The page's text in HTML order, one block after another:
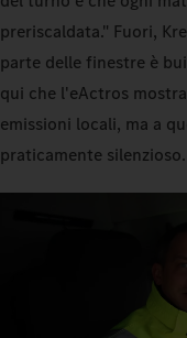
preriscaldata." Fuori,
parte delle finestre è
qui che l'eActros
emissioni locali, ma a
praticamente silenzioso.